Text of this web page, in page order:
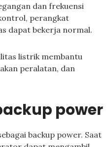
dan frekuensi
perangkat
dapat bekerja normal.
listrik membantu
peralatan, dan
power
backup power. Saat